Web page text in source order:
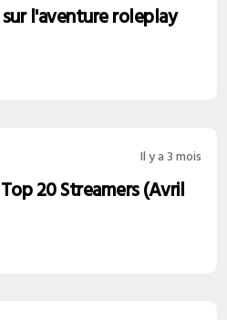
sur l'aventure roleplay
Il y a 3 mois
20 Streamers (Avril